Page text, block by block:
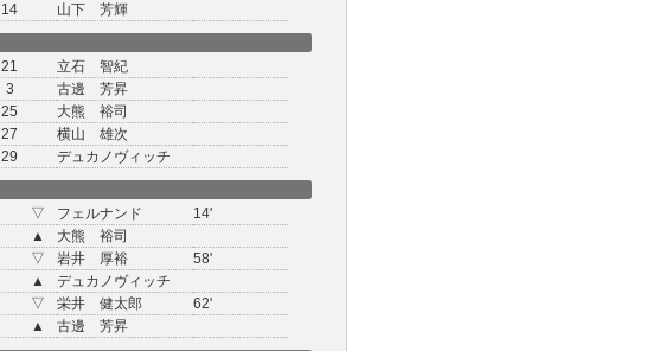
14
山下 芳輝
21
立石 智紀
3
古邊 芳昇
25
大熊 裕司
27
横山 雄次
29
デュカノヴィッチ
▽
フェルナンド
14'
▲
大熊 裕司
▽
岩井 厚裕
58'
▲
デュカノヴィッチ
▽
栄井 健太郎
62'
▲
古邊 芳昇